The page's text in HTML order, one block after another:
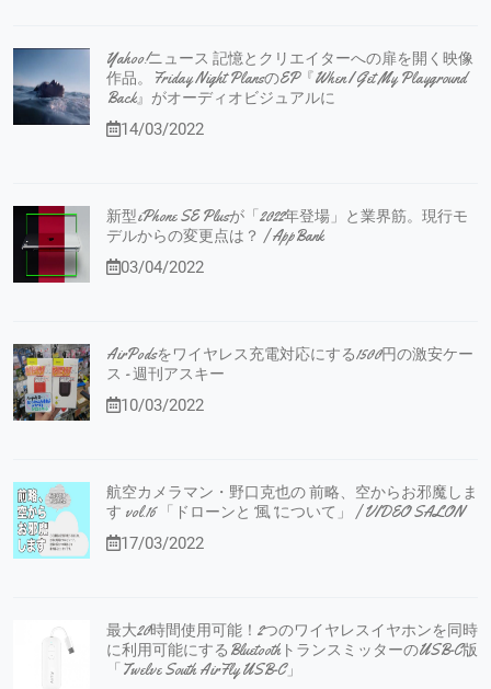
Yahoo!ニュース 記憶とクリエイターへの扉を開く映像
作品。Friday Night PlansのEP『When I Get My Playground
Back』がオーディオビジュアルに
14/03/2022
新型iPhone SE Plusが「2022年登場」と業界筋。現行モ
デルからの変更点は？ | AppBank
03/04/2022
AirPodsをワイヤレス充電対応にする1500円の激安ケー
ス - 週刊アスキー
10/03/2022
航空カメラマン・野口克也の 前略、空からお邪魔しま
す vol.16 「ドローンと”風”について」 | VIDEO SALON
17/03/2022
最大20時間使用可能！2つのワイヤレスイヤホンを同時
に利用可能にするBluetoothトランスミッターのUSB-C版
「Twelve South AirFly USB-C」